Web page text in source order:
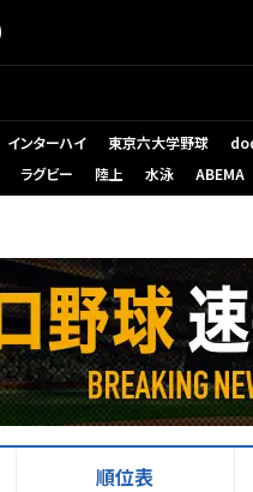
インターハイ 東京六大学野球 （
ラグビー 陸上 水泳 ABEMA
順位表